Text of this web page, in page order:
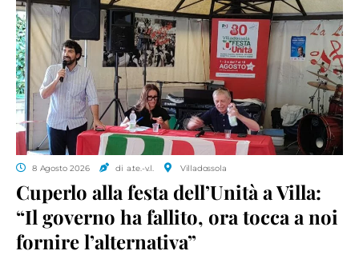
8 Agosto 2026 di a.te.-v.l. Villadossola
Cuperlo alla festa dell’Unità a Villa:
“Il governo ha fallito, ora tocca a noi
fornire l’alternativa”